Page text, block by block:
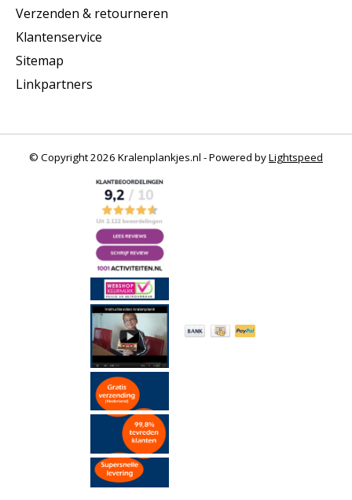
Verzenden & retourneren
Klantenservice
Sitemap
Linkpartners
© Copyright 2026 Kralenplankjes.nl - Powered byLightspeed